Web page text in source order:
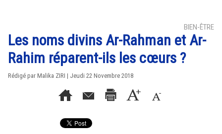
BIEN-ÊTRE
Les noms divins Ar-Rahman et Ar-
Rahim réparent-ils les cœurs ?
Rédigé par Malika ZIRI | Jeudi 22 Novembre 2018